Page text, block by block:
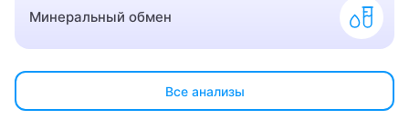
Минеральный обмен
Все анализы